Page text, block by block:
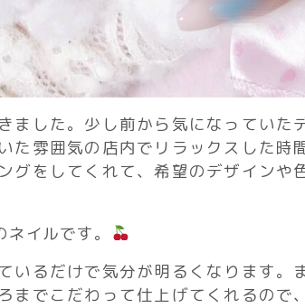
ました。少し前から気になっていた
雰囲気の店内でリラックスした時
グをしてくれて、希望のデザインや
イルです。
いるだけで気分が明るくなります。
までこだわって仕上げてくれるので